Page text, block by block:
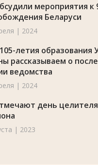
мероприятия к
Беларуси
| 2024
летия образования
рассказываем о
ведомства
| 2024
день целителя
| 2023